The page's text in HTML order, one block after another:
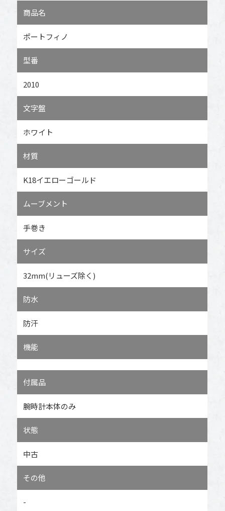
商品名
ポートフィノ
型番
2010
文字盤
ホワイト
材質
K18イエローゴールド
ムーブメント
手巻き
サイズ
32mm(リューズ除く)
防水
防汗
機能
付属品
腕時計本体のみ
状態
中古
その他
-